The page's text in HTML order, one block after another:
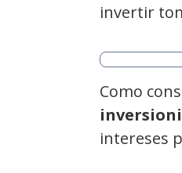
invertir
Como
intereses